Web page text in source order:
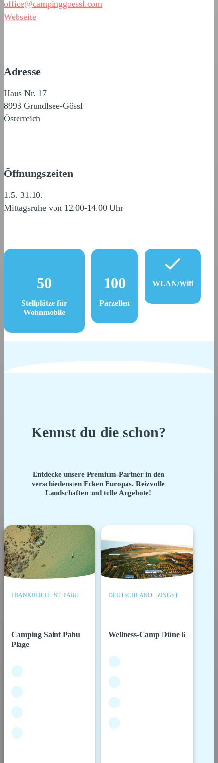
office@campinggoessl.com
Webseite
Adresse
Haus Nr. 17
8993 Grundlsee-Gössl
Österreich
Öffnungszeiten
1.5.-31.10.
Mittagsruhe von 12.00-14.00 Uhr
50
Stellplätze für
Wohnmobile
100
Parzellen
WLAN/Wifi
Kennst du die schon?
Entdecke unsere Premium-Partner in den
verschiedensten Ecken Europas. Reizvolle
Landschaften und tolle Angebote!
FRANKREICH - ST. PABU
Camping Saint Pabu
Plage
DEUTSCHLAND - ZINGST
Wellness-Camp Düne 6